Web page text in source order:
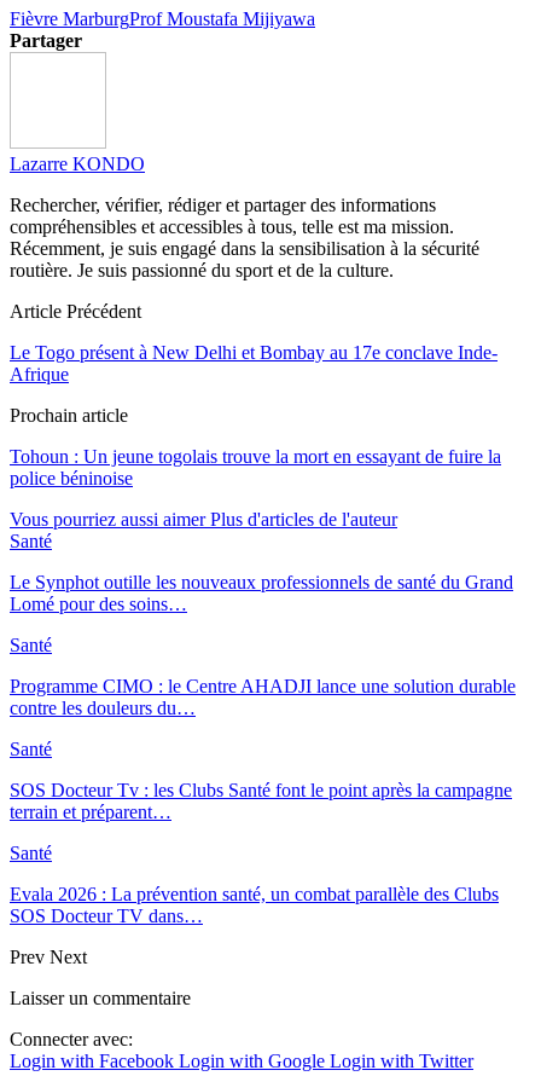
Fièvre MarburgProf Moustafa Mijiyawa
Partager
Lazarre KONDO
Rechercher, vérifier, rédiger et partager des informations
compréhensibles et accessibles à tous, telle est ma mission.
Récemment, je suis engagé dans la sensibilisation à la sécurité
routière. Je suis passionné du sport et de la culture.
Article Précédent
Le Togo présent à New Delhi et Bombay au 17e conclave Inde-
Afrique
Prochain article
Tohoun : Un jeune togolais trouve la mort en essayant de fuire la
police béninoise
Vous pourriez aussi aimer Plus d'articles de l'auteur
Santé
Le Synphot outille les nouveaux professionnels de santé du Grand
Lomé pour des soins…
Santé
Programme CIMO : le Centre AHADJI lance une solution durable
contre les douleurs du…
Santé
SOS Docteur Tv : les Clubs Santé font le point après la campagne
terrain et préparent…
Santé
Evala 2026 : La prévention santé, un combat parallèle des Clubs
SOS Docteur TV dans…
Prev Next
Laisser un commentaire
Connecter avec:
Login with Facebook Login with Google Login with Twitter